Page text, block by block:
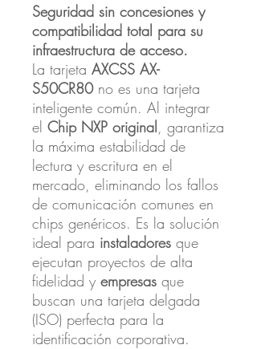
Seguridad sin concesiones y
compatibilidad total para su
infraestructura de acceso.
La tarjeta AXCSS AX-
S50CR80no es una tarjeta
inteligente común. Al integrar
el Chip NXP original, garantiza
la máxima estabilidad de
lectura y escritura en el
mercado, eliminando los fallos
de comunicación comunes en
chips genéricos. Es la solución
ideal para instaladores que
ejecutan proyectos de alta
fidelidad y empresas que
buscan una tarjeta delgada
(ISO) perfecta para la
identificación corporativa.